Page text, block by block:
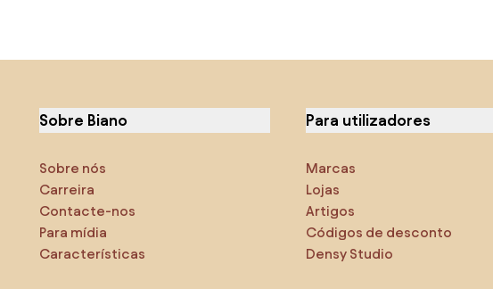
Sobre Biano
Sobre nós
Carreira
Contacte-nos
Para mídia
Características
Para utilizadores
Marcas
Lojas
Artigos
Códigos de desconto
Densy Studio